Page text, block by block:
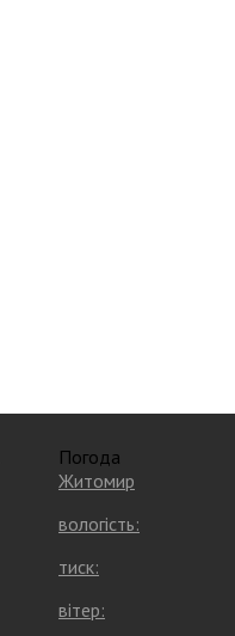
Погода
Житомир
вологість:
тиск:
вітер: